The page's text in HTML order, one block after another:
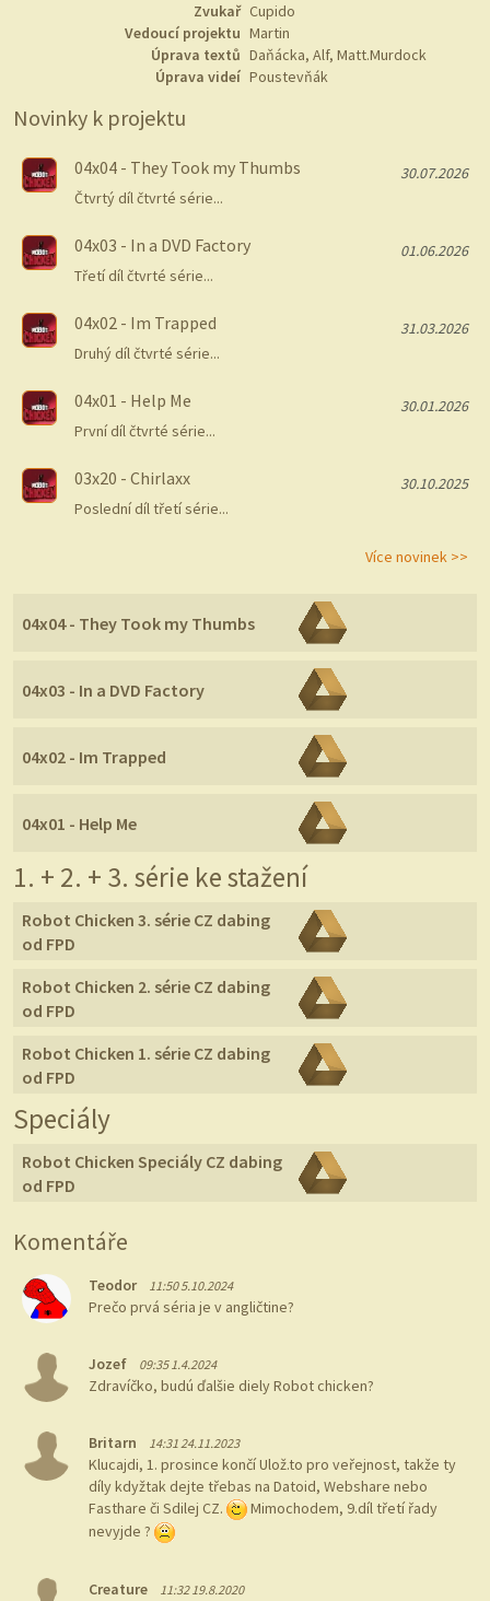
Zvukař Cupido
Vedoucí projektu Martin
Úprava textů Daňácka, Alf, Matt.Murdock
Úprava videí Poustevňák
Novinky k projektu
04x04 - They Took my Thumbs
30.07.2026
Čtvrtý díl čtvrté série...
04x03 - In a DVD Factory
01.06.2026
Třetí díl čtvrté série...
04x02 - Im Trapped
31.03.2026
Druhý díl čtvrté série...
04x01 - Help Me
30.01.2026
První díl čtvrté série...
03x20 - Chirlaxx
30.10.2025
Poslední díl třetí série...
Více novinek >>
04x04 - They Took my Thumbs
04x03 - In a DVD Factory
04x02 - Im Trapped
04x01 - Help Me
1. + 2. + 3. série ke stažení
Robot Chicken 3. série CZ dabing
od FPD
Robot Chicken 2. série CZ dabing
od FPD
Robot Chicken 1. série CZ dabing
od FPD
Speciály
Robot Chicken Speciály CZ dabing
od FPD
Komentáře
Teodor 11:50 5.10.2024
Prečo prvá séria je v angličtine?
Jozef 09:35 1.4.2024
Zdravíčko, budú ďalšie diely Robot chicken?
Britarn 14:31 24.11.2023
Klucajdi, 1. prosince končí Ulož.to pro veřejnost, takže ty
díly kdyžtak dejte třebas na Datoid, Webshare nebo
Fasthare či Sdilej CZ.
Mimochodem, 9.díl třetí řady
nevyjde ?
Creature 11:32 19.8.2020